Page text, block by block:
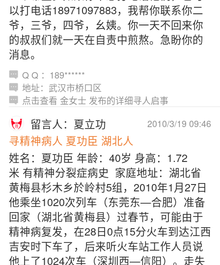
以打电话18971097883，我帮你联系你二
爷，三爷，四爷，幺姨。你一天不回来你
的叔叔们就一天在自责中煎熬。急盼你的
消息。
Q Q ：189******
地址：武汉市桥口区
点击查看 金女士 发布的详细寻人启事
2010/3/19 09:46
留言人：夏立功
寻精神病人 夏功臣 湖北人
姓名：夏功臣 年龄：40岁 身高：1.72
米 有精神分裂症病史 家庭地址：湖北省
黄梅县杉木乡於岭村5组，2010年1月27日
他乘坐1020次列车（东莞东—合肥）准备
回家（湖北省黄梅县）过春节，可能由于
精神病复发，在28日0点15分火车到达江西
吉安时下车了，后来听火车站工作人员说
他上了1024次车（深圳西—信阳）。走失